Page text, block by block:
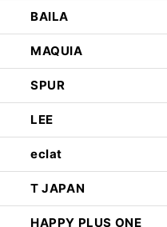
BAILA
MAQUIA
SPUR
LEE
eclat
T JAPAN
HAPPY PLUS ONE